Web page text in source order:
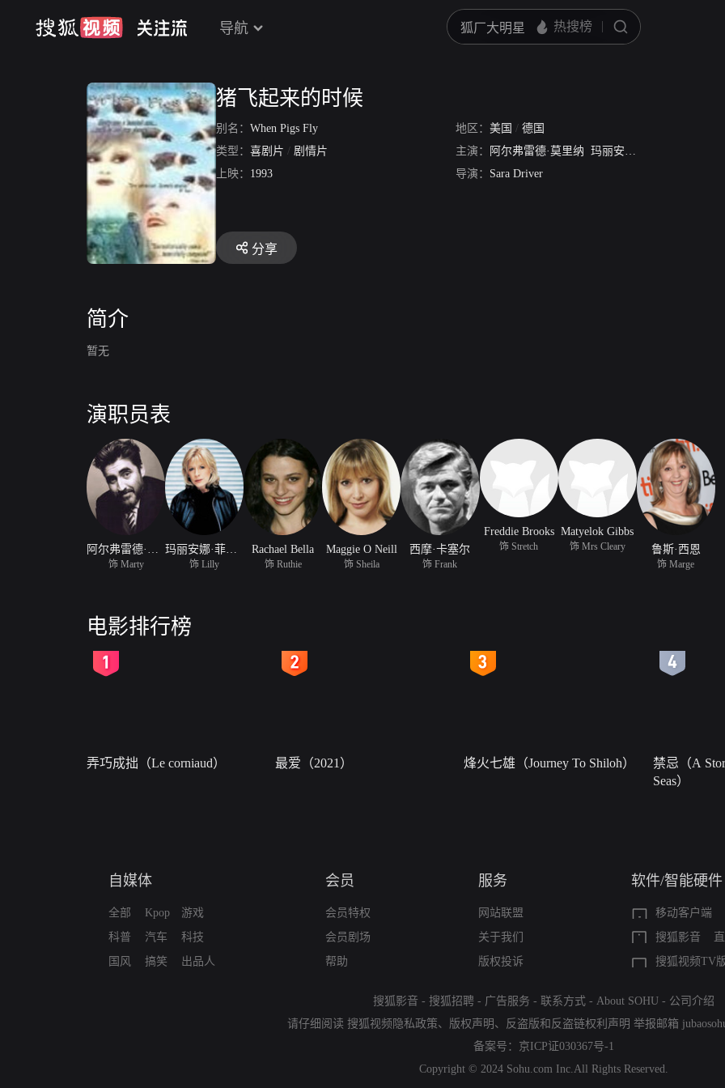
导航
猪飞起来的时候
别名： When Pigs Fly 地区： 美国 / 德国
类型： 喜剧片 / 剧情片 主演： 阿尔弗雷德·莫里纳 玛丽安娜·菲斯福尔
上映： 1993 导演： Sara Driver
分享
简介
暂无
演职员表
饰 Marty 饰 Lilly
Rachael Bella
饰 Ruthie
Maggie O Neill
饰 Sheila
西摩·卡塞尔
饰 Frank
Freddie Brooks
饰 Stretch
Matyelok Gibbs
饰 Mrs Cleary 鲁斯·西恩
饰 Marge
电影排行榜
弄巧成拙（Le corniaud） 最爱（2021） 烽火七雄（Journey To Shiloh）
禁忌（A
Seas）
自媒体
全部
科普
国风
Kpop
汽车
搞笑
游戏
科技
出品人
会员
会员特权
会员剧场
帮助
服务
网站联盟
关于我们
版权投诉
软件/智能硬件
移动客户端
搜狐影音
搜狐视频TV
搜狐影音 - 搜狐招聘 - 广告服务 - 联系方式 - About SOHU - 公司介绍
请仔细阅读 搜狐视频隐私政策、 版权声明 、 反盗版和反盗链权利声明 举报邮箱
备案号： 京ICP证030367号-1
Copyright © 2024 Sohu.com Inc.All Rights Reserved.